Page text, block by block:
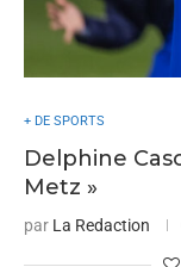
+ DE SPORTS
Delphine
Metz »
par La Redaction